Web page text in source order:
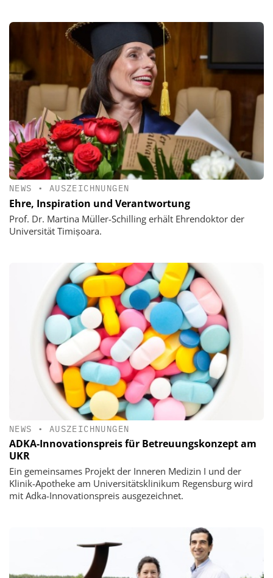
NEWS • AUSZEICHNUNGEN
Ehre, Inspiration und Verantwortung
Prof. Dr. Martina Müller-Schilling erhält Ehrendoktor der
Universität Timișoara.
NEWS • AUSZEICHNUNGEN
ADKA-Innovationspreis für Betreuungskonzept am
UKR
Ein gemeinsames Projekt der Inneren Medizin I und der
Klinik-Apotheke am Universitätsklinikum Regensburg wird
mit Adka-Innovationspreis ausgezeichnet.